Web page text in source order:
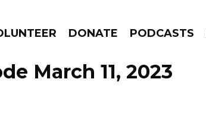
DONATE PODCASTS
GO!
March 11, 2023